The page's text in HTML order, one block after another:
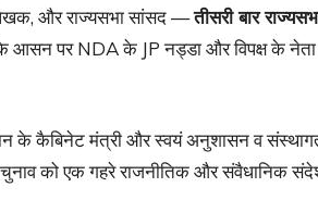
और राज्यसभा सांसद —तीसरी बार
के आसन पर NDA के JP नड्डा और विपक्ष के
के कैबिनेट मंत्री और स्वयं अनुशासन व
चुनाव को एक गहरे राजनीतिक और संवैधानिक